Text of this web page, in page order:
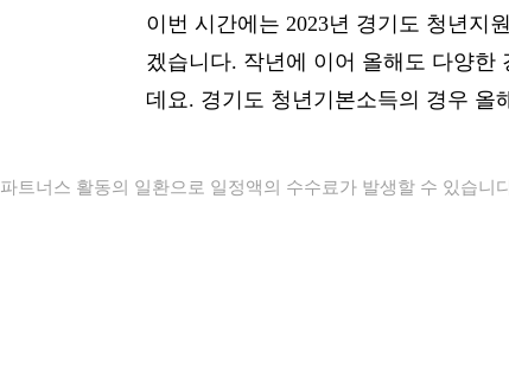
이번 시간에는 2023년 경기도 청년지
겠습니다. 작년에 이어 올해도 다양한
데요. 경기도 청년기본소득의 경우 올
파트너스 활동의 일환으로 일정액의 수수료가 발생할 수 있습니